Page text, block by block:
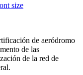
size
de aeródromo
de las
de la red de